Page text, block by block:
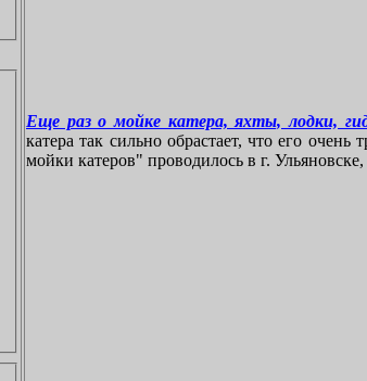
Еще раз о мойке катера, яхты, лодки,
катера так сильно обрастает, что его
мойки катеров" проводилось в г. Ульяновске,